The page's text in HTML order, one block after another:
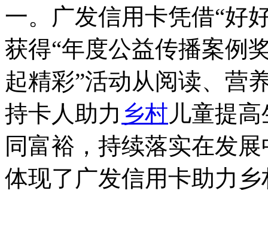
一。广发信用卡凭借“好
获得“年度公益传播案例
起精彩”活动从阅读、营
持卡人助力 乡村 儿童提
同富裕，持续落实在发
体现了广发信用卡助力